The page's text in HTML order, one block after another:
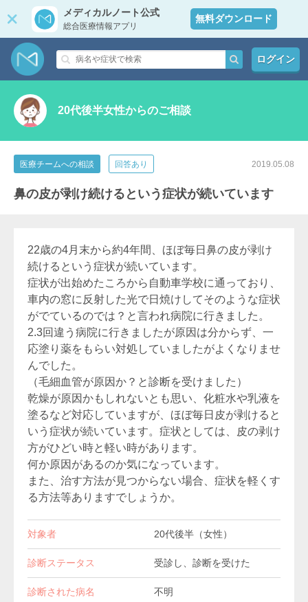
メディカルノート公式
総合医療情報アプリ
無料ダウンロード
ログイン
20代後半女性からのご相談
医療チームへの相談 回答あり 2019.05.08
鼻の皮が剥け続けるという症状が続いています
22歳の4月末から約4年間、ほぼ毎日鼻の皮が剥け
続けるという症状が続いています。
症状が出始めたころから自動車学校に通っており、
車内の窓に反射した光で日焼けしてそのような症状
がでているのでは？と言われ病院に行きました。
2.3回違う病院に行きましたが原因は分からず、一
応塗り薬をもらい対処していましたがよくなりませ
んでした。
（毛細血管が原因か？と診断を受けました）
乾燥が原因かもしれないとも思い、化粧水や乳液を
塗るなど対応していますが、ほぼ毎日皮が剥けると
いう症状が続いています。症状としては、皮の剥け
方がひどい時と軽い時があります。
何か原因があるのか気になっています。
また、治す方法が見つからない場合、症状を軽くす
る方法等ありますでしょうか。
対象者 20代後半（女性）
診断ステータス 受診し、診断を受けた
診断された病名 不明